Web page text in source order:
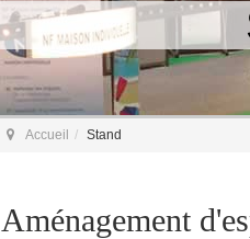
Accueil Stand
Aménagement